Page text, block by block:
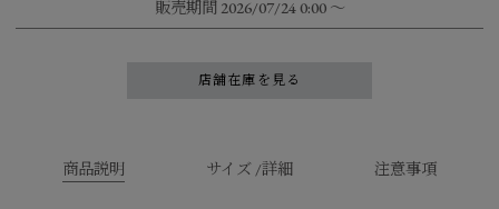
販売期間 2026/07/24 0:00 〜
店舗在庫を見る
商品説明 サイズ /詳細 注意事項